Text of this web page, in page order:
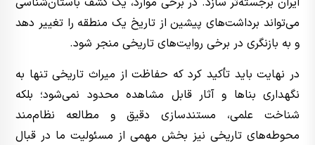
می‌تواند برداشت‌های پیشین از تاریخ یک منطقه را تغییر دهد
و به بازنگری در برخی روایت‌های تاریخی منجر شود.
در نهایت باید تأکید کرد که حفاظت از میراث تاریخی تنها به
نگهداری بناها و آثار قابل مشاهده محدود نمی‌شود؛ بلکه
شناخت علمی، مستندسازی دقیق و مطالعه نظام‌مند
محوطه‌های تاریخی نیز بخش مهمی از مسئولیت ما در قبال